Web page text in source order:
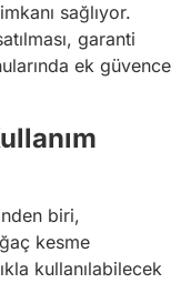
sağlıyor.
garanti
ek güvence
biri,
kesme
kullanılabilecek